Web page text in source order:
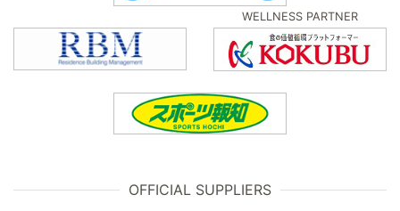
WELLNESS PARTNER
OFFICIAL SUPPLIERS